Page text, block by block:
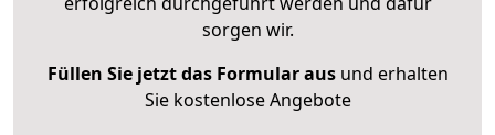
sorgen wir.
Füllen Sie jetzt das Formular ausund erhalten
Sie kostenlose Angebote